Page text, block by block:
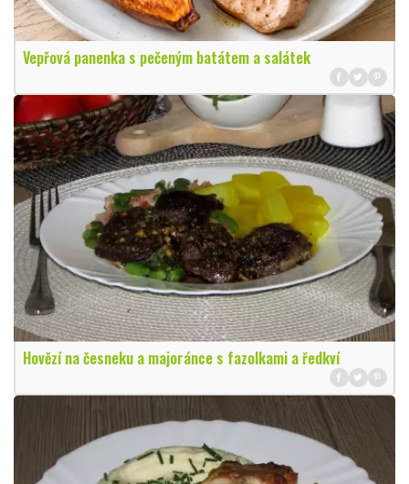
Vepřová panenka s pečeným batátem a salátek
Hovězí na česneku a majoránce s fazolkami a ředkví